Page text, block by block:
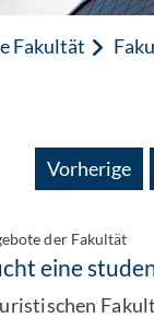
Fakultät
Vorherige
der Fakultät
eine